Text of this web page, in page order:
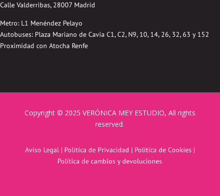
Calle Valderribas, 28007 Madrid
Metro: L1 Menéndez Pelayo
Autobuses: Plaza Mariano de Cavia C1, C2, N9, 10, 14, 26, 32, 63 y 152
Proximidad con Atocha Renfe
Copyright © 2025 VERÓNICA MEY ESTUDIO, All rights
reserved.
Aviso Legal| Política de Privacidad | Política de Cookies|
Política de cambios y devoluciones